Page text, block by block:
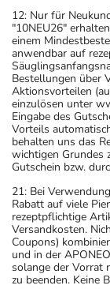
12: Nur für
"10NEU26"
einem
anwendbar auf
Bestellungen über
Aktionsvorteilen
einzulösen unter
Eingabe des
Vorteils
behalten uns das
wichtigen Grundes
Gutschein bzw.
21: Bei
Rabatt auf viele
rezeptpflichtige
Versandkosten.
Coupons)
und in der
solange der Vorrat
zu beenden. Keine